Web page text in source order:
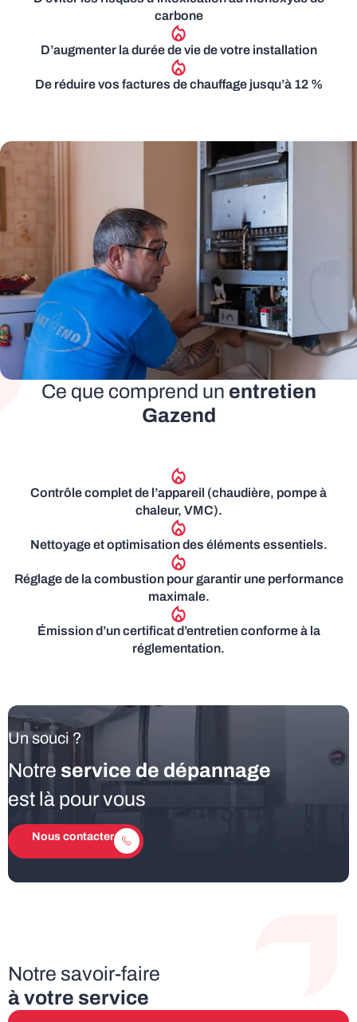
carbone
D’augmenter la durée de vie de votre installation
De réduire vos factures de chauffage jusqu’à 12 %
Ce que comprend un entretien
Gazend
Contrôle complet de l’appareil (chaudière, pompe à
chaleur, VMC).
Nettoyage et optimisation des éléments essentiels.
Réglage de la combustion pour garantir une performance
maximale.
Émission d’un certificat d’entretien conforme à la
réglementation.
Un souci ?
Notre service de dépannage
est là pour vous
Nous contacter
Notre savoir-faire
à votre service